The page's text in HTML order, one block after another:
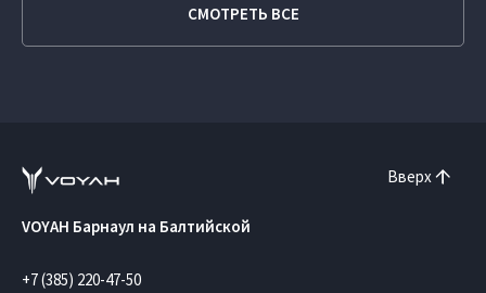
СМОТРЕТЬ ВСЕ
Вверх
VOYAH Барнаул на Балтийской
+7 (385) 220-47-50